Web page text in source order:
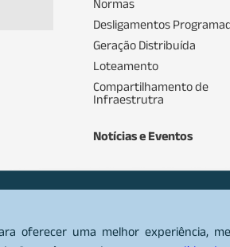
oferecer uma melhor experiência,
Normas
Desligamentos
Geração Distribuída
Loteamento
Compartilhamento de
Infraestrutra
Notícias e Eventos
6066 / (48) 3657